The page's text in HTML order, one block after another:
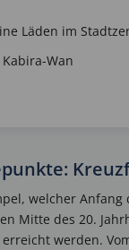
Läden im
Wan
welcher
Mitte des 20.
werden.